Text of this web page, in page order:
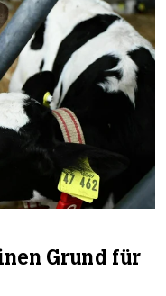
Grund für